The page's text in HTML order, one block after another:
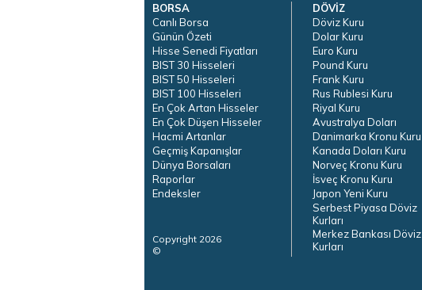
BORSA
Canlı Borsa
Günün Özeti
Hisse Senedi Fiyatları
BIST 30 Hisseleri
BIST 50 Hisseleri
BIST 100 Hisseleri
En Çok Artan Hisseler
En Çok Düşen Hisseler
Hacmi Artanlar
Geçmiş Kapanışlar
Dünya Borsaları
Raporlar
Endeksler
Copyright 2026
©
DÖVİZ
Döviz Kuru
Dolar Kuru
Euro Kuru
Pound Kuru
Frank Kuru
Rus Rublesi Kuru
Riyal Kuru
Avustralya Doları
Danimarka Kronu Kuru
Kanada Doları Kuru
Norveç Kronu Kuru
İsveç Kronu Kuru
Japon Yeni Kuru
Serbest Piyasa Döviz
Kurları
Merkez Bankası Döviz
Kurları